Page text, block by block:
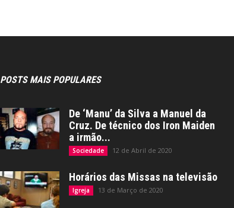
POSTS MAIS POPULARES
De ‘Manu’ da Silva a Manuel da
Cruz. De técnico dos Iron Maiden
a irmão...
Sociedade 12 de Abril de 2020
Horários das Missas na televisão
Igreja 13 de Março de 2020